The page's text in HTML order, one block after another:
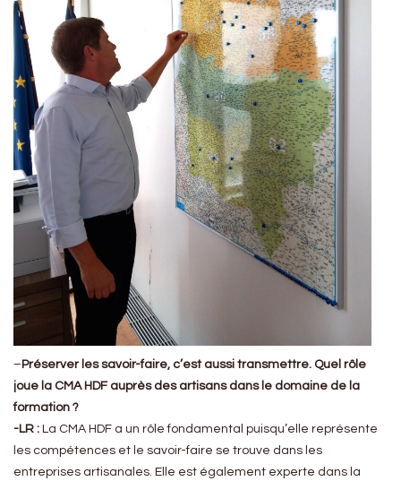
–Préserver les savoir-faire, c’est aussi transmettre. Quel rôle
joue la CMA HDF auprès des artisans dans le domaine de la
formation ?
-LR : La CMA HDF a un rôle fondamental puisqu’elle représente
les compétences et le savoir-faire se trouve dans les
entreprises artisanales. Elle est également experte dans la